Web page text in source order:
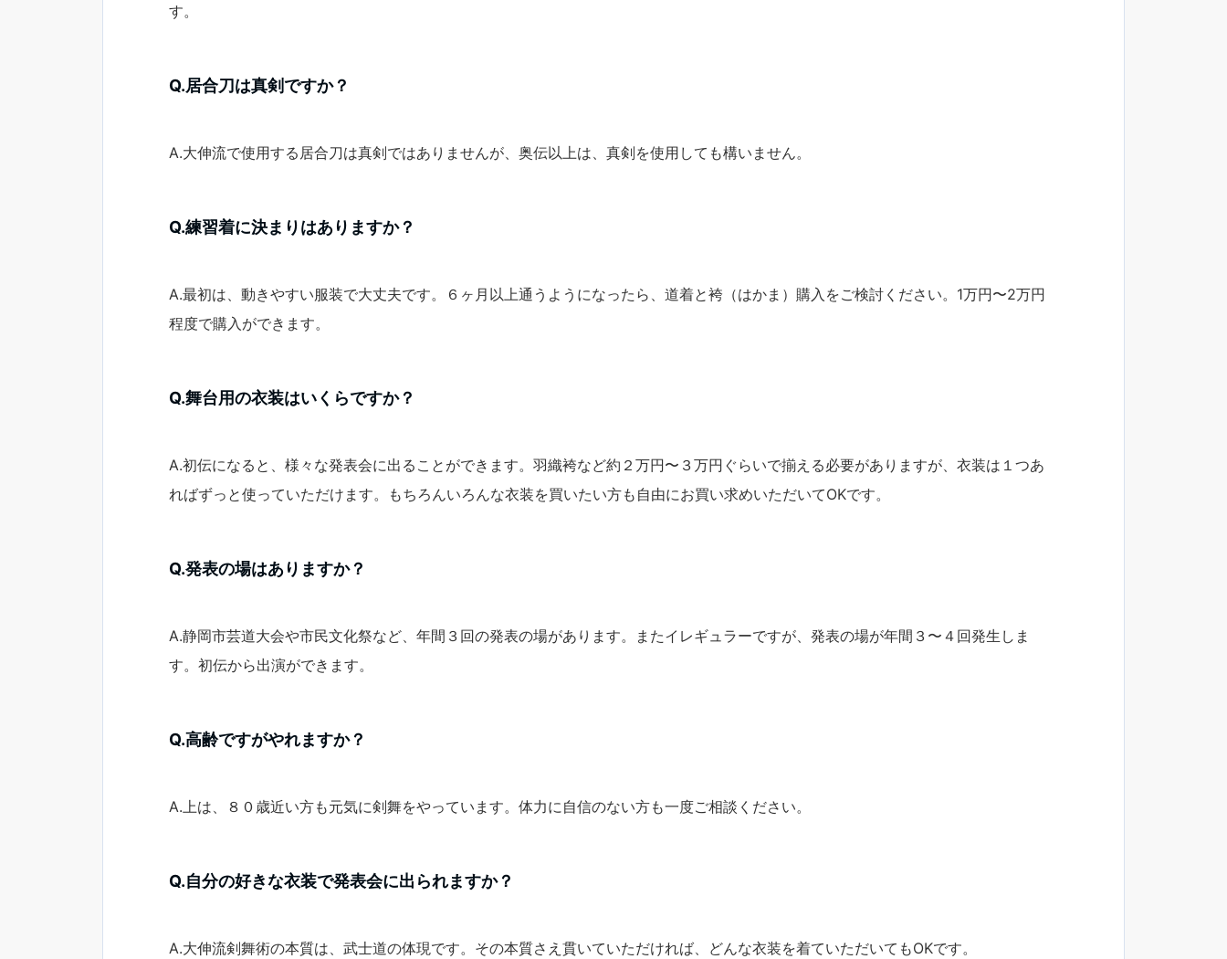
す。
Q.居合刀は真剣ですか？
A.大伸流で使用する居合刀は真剣ではありませんが、奥伝以上は、真剣を使用しても構いません。
Q.練習着に決まりはありますか？
A.最初は、動きやすい服装で大丈夫です。６ヶ月以上通うようになったら、道着と袴（はかま）購入をご検討ください。1万円〜2万円
程度で購入ができます。
Q.舞台用の衣装はいくらですか？
A.初伝になると、様々な発表会に出ることができます。羽織袴など約２万円〜３万円ぐらいで揃える必要がありますが、衣装は１つあ
ればずっと使っていただけます。もちろんいろんな衣装を買いたい方も自由にお買い求めいただいてOKです。
Q.発表の場はありますか？
A.静岡市芸道大会や市民文化祭など、年間３回の発表の場があります。またイレギュラーですが、発表の場が年間３〜４回発生しま
す。初伝から出演ができます。
Q.高齢ですがやれますか？
A.上は、８０歳近い方も元気に剣舞をやっています。体力に自信のない方も一度ご相談ください。
Q.自分の好きな衣装で発表会に出られますか？
A.大伸流剣舞術の本質は、武士道の体現です。その本質さえ貫いていただければ、どんな衣装を着ていただいてもOKです。